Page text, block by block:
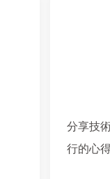
分享技
行的心